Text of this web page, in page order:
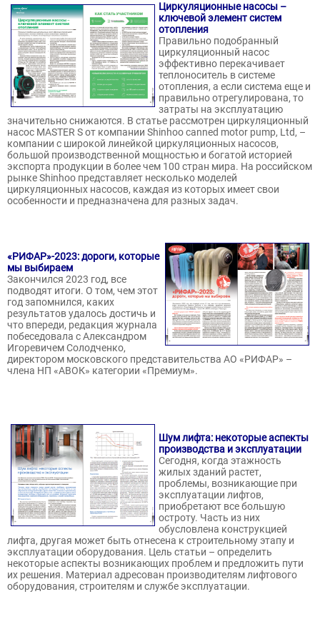
Циркуляционные насосы –
ключевой элемент систем
отопления
Правильно подобранный
циркуляционный насос
эффективно перекачивает
теплоноситель в системе
отопления, а если система еще и
правильно отрегулирована, то
затраты на эксплуатацию
значительно снижаются. В статье рассмотрен циркуляционный
насос MASTER S от компании Shinhoo canned motor pump, Ltd, –
компании с широкой линейкой циркуляционных насосов,
большой производственной мощностью и богатой историей
экспорта продукции в более чем 100 стран мира. На российском
рынке Shinhoo представляет несколько моделей
циркуляционных насосов, каждая из которых имеет свои
особенности и предназначена для разных задач.
«РИФАР»-2023: дороги, которые
мы выбираем
Закончился 2023 год, все
подводят итоги. О том, чем этот
год запомнился, каких
результатов удалось достичь и
что впереди, редакция журнала
побеседовала с Александром
Игоревичем Солодченко,
директором московского представительства АО «РИФАР» –
члена НП «АВОК» категории «Премиум».
Шум лифта: некоторые аспекты
производства и эксплуатации
Сегодня, когда этажность
жилых зданий растет,
проблемы, возникающие при
эксплуатации лифтов,
приобретают все большую
остроту. Часть из них
обусловлена конструкцией
лифта, другая может быть отнесена к строительному этапу и
эксплуатации оборудования. Цель статьи – определить
некоторые аспекты возникающих проблем и предложить пути
их решения. Материал адресован производителям лифтового
оборудования, строителям и службе эксплуатации.